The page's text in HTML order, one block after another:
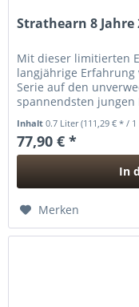
Strathearn 8 Jahre
Mit dieser limitierten
langjährige Erfahrung
Serie auf den
spannendsten jungen
Inhalt0.7 Liter(111,29 € * /
77,90 € *
In
Merken